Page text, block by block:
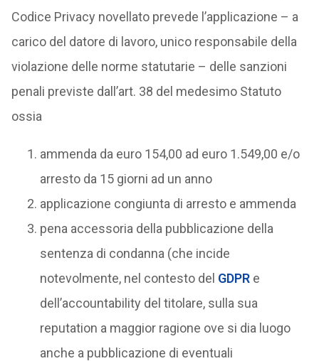
Codice Privacy novellato prevede l’applicazione – a
carico del datore di lavoro, unico responsabile della
violazione delle norme statutarie – delle sanzioni
penali previste dall’art. 38 del medesimo Statuto
ossia
ammenda da euro 154,00 ad euro 1.549,00 e/o
arresto da 15 giorni ad un anno
applicazione congiunta di arresto e ammenda
pena accessoria della pubblicazione della
sentenza di condanna (che incide
notevolmente, nel contesto del GDPRe
dell’accountability del titolare, sulla sua
reputation a maggior ragione ove si dia luogo
anche a pubblicazione di eventuali